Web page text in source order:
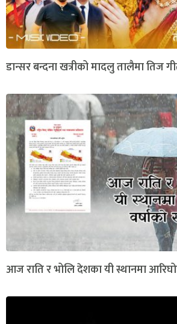
डान्सर बन्दना खत्रीको मादलु तालैमा तिज
आज राति र भोलि देशका यी स्थानमा